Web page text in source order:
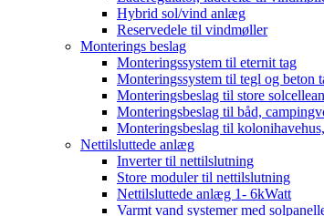
Hybrid sol/vind anlæg
Reservedele til vindmøller
Monterings beslag
Monteringssystem til eternit tag
Monteringssystem til tegl og beton
Monteringsbeslag til store
Monteringsbeslag til båd,
Monteringsbeslag til
Nettilsluttede anlæg
Inverter til nettilslutning
Store moduler til nettilslutning
Nettilsluttede anlæg 1- 6kWatt
Varmt vand systemer med